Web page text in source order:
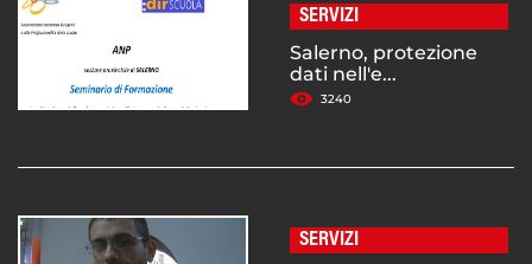
SERVIZI
Salerno, protezione
dati nell'e...
3240
SERVIZI